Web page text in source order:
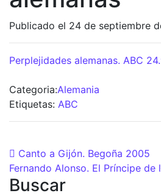
Publicado el 24 de septiembre
Perplejidades alemanas. ABC
Categoria:Alemania
Etiquetas: ABC
Post navigation
Canto a Gijón. Begoña 2005
Fernando Alonso. El Príncipe de
Buscar